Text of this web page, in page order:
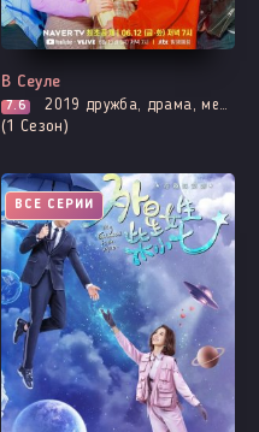
В Сеуле
7.6 2019 дружба, драма, мелодрама, про молодость и любовь, про школу и школьников
(1 Сезон)
ВСЕ СЕРИИ